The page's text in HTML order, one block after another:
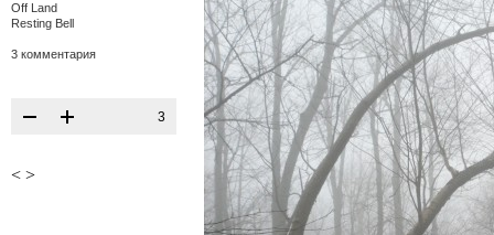
Off Land
Resting Bell
3 комментария
3
< >